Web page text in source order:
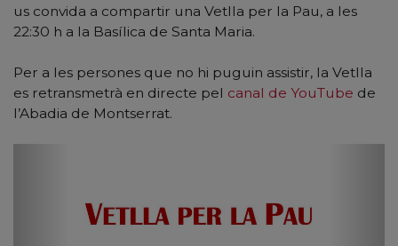
us convida a compartir una Vetlla per la Pau, a les
22:30 h a la Basílica de Santa Maria.
Per a les persones que no hi puguin assistir, la Vetlla
es retransmetrà en directe pel canal de YouTube de
l’Abadia de Montserrat.